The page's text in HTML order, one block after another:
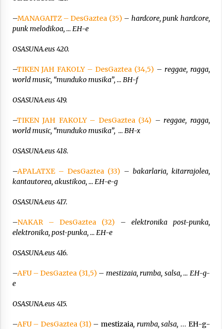
–MANAGAITZ – DesGaztea (35) – hardcore, punk hardcore,
punk melodikoa, … EH-e
OSASUNA.eus 420.
–TIKEN JAH FAKOLY – DesGaztea (34,5) – reggae, ragga,
world music, “munduko musika”, … BH-f
OSASUNA.eus 419.
–TIKEN JAH FAKOLY – DesGaztea (34) – reggae, ragga,
world music, “munduko musika”, … BH-x
OSASUNA.eus 418.
–APALATXE – DesGaztea (33) – bakarlaria, kitarrajolea,
kantautorea, akustikoa, … EH-e-g
OSASUNA.eus 417.
–NAKAR – DesGaztea (32)
– elektronika post-punka,
elektronika, post-punka, … EH-e
OSASUNA.eus 416.
–AFU – DesGaztea (31,5) – mestizaia, rumba, salsa, … EH-g-
e
OSASUNA.eus 415.
–AFU – DesGaztea (31) – mestizaia, rumba, salsa, … EH-g-